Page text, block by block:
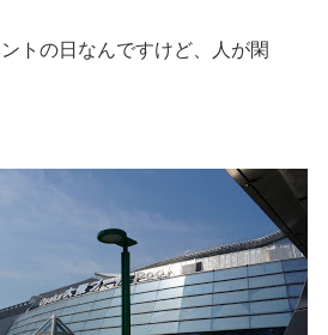
トの日なんですけど、人が閑